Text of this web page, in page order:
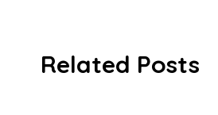
Related Posts